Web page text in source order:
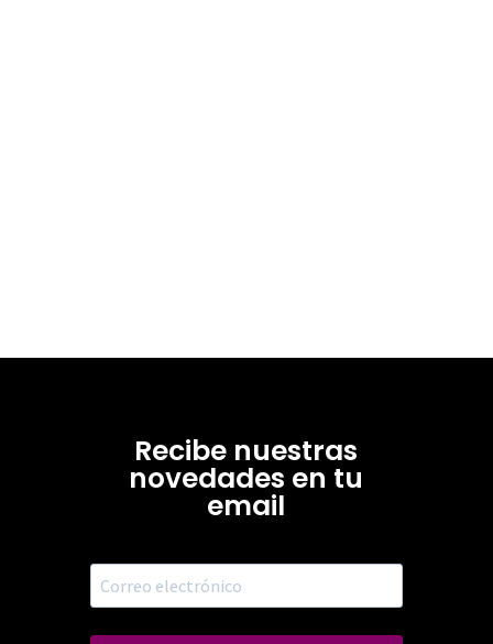
Recibe nuestras
novedades en tu
email